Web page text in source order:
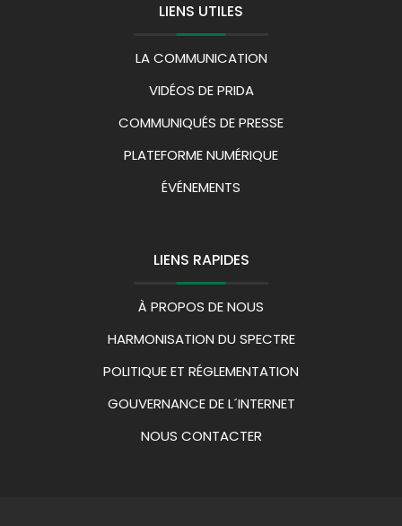
LIENS UTILES
LA COMMUNICATION
VIDÉOS DE PRIDA
COMMUNIQUÉS DE PRESSE
PLATEFORME NUMÉRIQUE
ÉVÉNEMENTS
LIENS RAPIDES
À PROPOS DE NOUS
HARMONISATION DU SPECTRE
POLITIQUE ET RÉGLEMENTATION
GOUVERNANCE DE L´INTERNET
NOUS CONTACTER